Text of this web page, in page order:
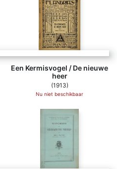
Een Kermisvogel / De nieuwe
heer
(1913)
Nu niet beschikbaar